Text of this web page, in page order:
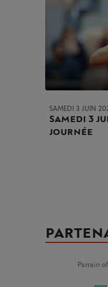
SAMEDI 3 JUIN
Samedi 3
journée
Parrain